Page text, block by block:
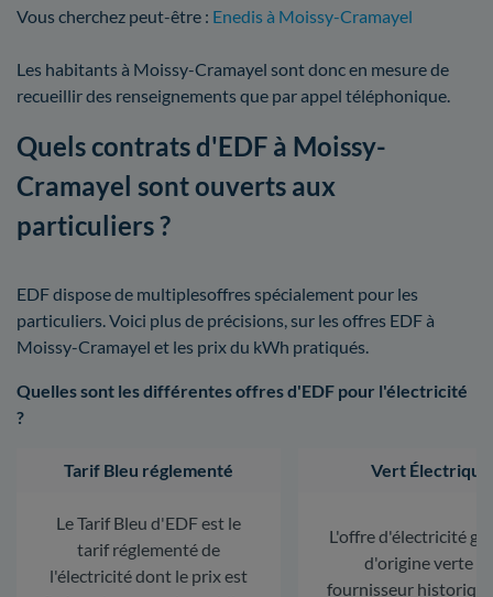
Vous cherchez peut-être : Enedis à Moissy-Cramayel
Les habitants à Moissy-Cramayel sont donc en mesure de
recueillir des renseignements que par appel téléphonique.
Quels contrats d'EDF à Moissy-
Cramayel sont ouverts aux
particuliers ?
EDF dispose de multiplesoffres spécialement pour les
particuliers. Voici plus de précisions, sur les offres EDF à
Moissy-Cramayel et les prix du kWh pratiqués.
Quelles sont les différentes offres d'EDF pour l'électricité
?
Tarif Bleu réglementé
Le Tarif Bleu d'EDF est le
tarif réglementé de
l'électricité dont le prix est
Vert Électrique
L'offre d'électricité
d'origine verte
fournisseur